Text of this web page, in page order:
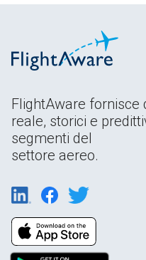
FlightAware fornisce
reale, storici e
segmenti del
settore aereo.